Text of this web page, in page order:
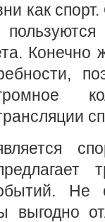
как
Не
выгодно